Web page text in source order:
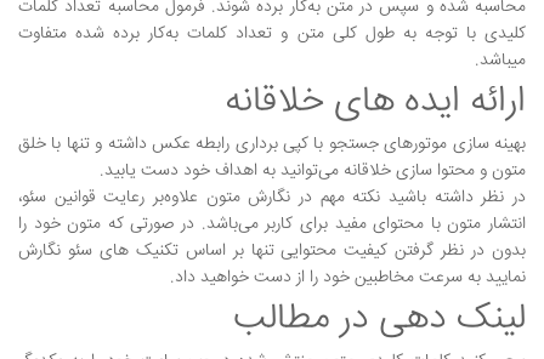
محاسبه شده و سپس در متن به‌کار برده شوند. فرمول محاسبه تعداد کلمات
کلیدی با توجه به طول کلی متن و تعداد کلمات به‌کار برده شده متفاوت
می‎باشد.
ارائه ایده های خلاقانه
بهینه سازی موتورهای جستجو با کپی برداری رابطه عکس داشته و تنها با خلق
متون و محتوا سازی خلاقانه می‌توانید به اهداف خود دست یابید.
در نظر داشته باشید نکته مهم در نگارش متون علاوه‌بر رعایت قوانین سئو،
انتشار متون با محتوای مفید برای کاربر می‌باشد. در صورتی که متون خود را
بدون در نظر گرفتن کیفیت محتوایی تنها بر اساس تکنیک های سئو نگارش
نمایید به سرعت مخاطبین خود را از دست خواهید داد.
لینک دهی در مطالب